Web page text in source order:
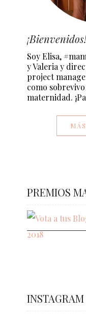
¡Bienvenidos!
Soy Elisa,
y Valeria y
project
como
maternidad.
PREMIOS
INSTAGRAM